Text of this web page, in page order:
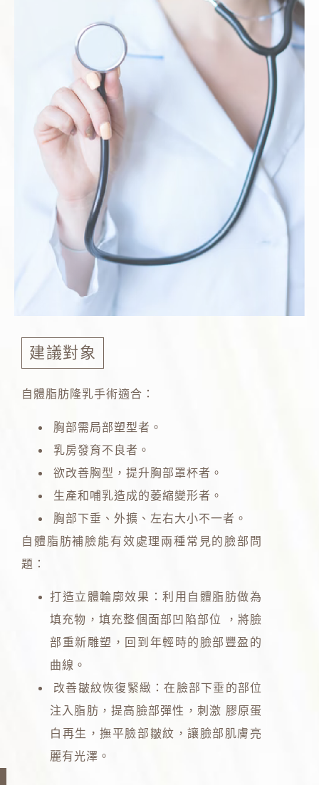
建議對象
自體脂肪隆乳手術適合：
胸部需局部塑型者。
乳房發育不良者。
欲改善胸型，提升胸部罩杯者。
生產和哺乳造成的萎縮變形者。
胸部下垂、外擴、左右大小不一者。
自體脂肪補臉能有效處理兩種常見的臉部問
題：
打造立體輪廓效果：利用自體脂肪做為
填充物，填充整個面部凹陷部位 ，將臉
部重新雕塑，回到年輕時的臉部豐盈的
曲線。
改善皺紋恢復緊緻：在臉部下垂的部位
注入脂肪，提高臉部彈性，刺激 膠原蛋
白再生，撫平臉部皺紋，讓臉部肌膚亮
麗有光澤。